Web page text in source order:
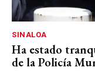
SINALOA
Ha estado
de la Policía